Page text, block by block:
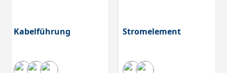
Kabelführung Stromelement